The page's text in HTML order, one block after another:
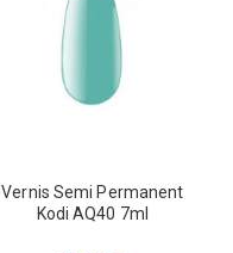
Vernis Semi Permanent
Kodi AQ40 7ml